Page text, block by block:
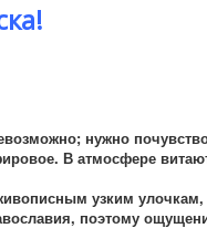
нужно
В атмосфере
узким
поэтому